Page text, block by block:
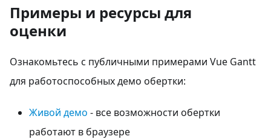
Примеры и ресурсы для
оценки
Ознакомьтесь с публичными примерами Vue Gantt
для работоспособных демо обертки:
Живой демо - все возможности обертки
работают в браузере